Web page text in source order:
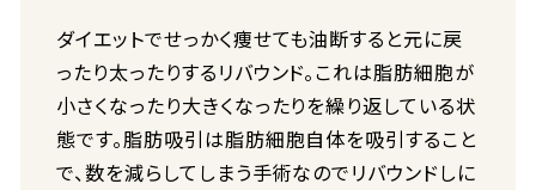
ダイエットでせっかく痩せても油断すると元に戻
ったり太ったりするリバウンド。これは脂肪細胞が
小さくなったり大きくなったりを繰り返している状
態です。脂肪吸引は脂肪細胞自体を吸引すること
で、数を減らしてしまう手術なのでリバウンドしに